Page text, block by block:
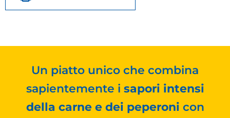
​Un piatto unico che combina
sapientemente i sapori intensi
della carne e dei peperoni con